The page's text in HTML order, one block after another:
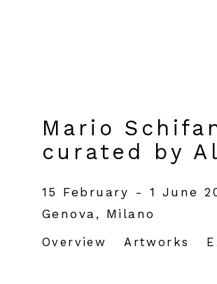
Mario
curated by
15 February - 1 June
Genova, Milano
Overview Artworks